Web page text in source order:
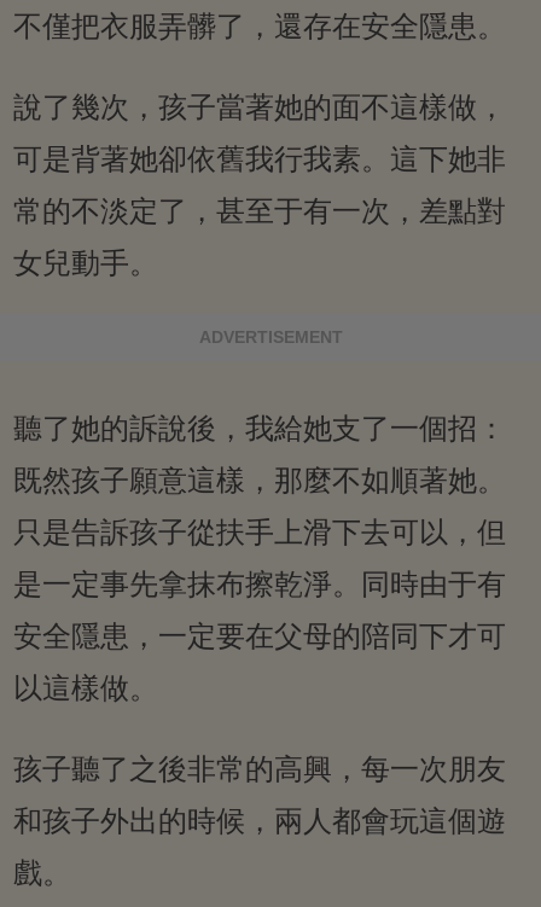
不僅把衣服弄髒了，還存在安全隱患。
說了幾次，孩子當著她的面不這樣做，
可是背著她卻依舊我行我素。這下她非
常的不淡定了，甚至于有一次，差點對
女兒動手。
ADVERTISEMENT
聽了她的訴說後，我給她支了一個招：
既然孩子願意這樣，那麼不如順著她。
只是告訴孩子從扶手上滑下去可以，但
是一定事先拿抹布擦乾淨。同時由于有
安全隱患，一定要在父母的陪同下才可
以這樣做。
孩子聽了之後非常的高興，每一次朋友
和孩子外出的時候，兩人都會玩這個遊
戲。